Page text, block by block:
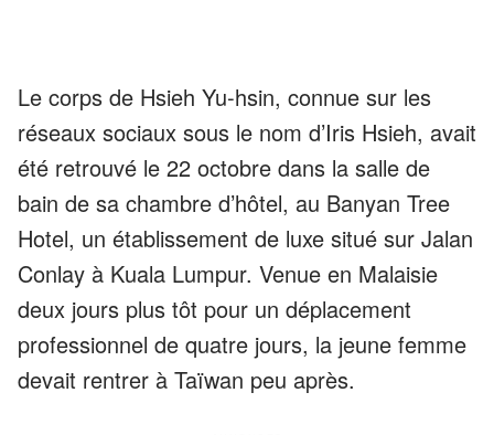
Le corps de Hsieh Yu-hsin, connue sur les
réseaux sociaux sous le nom d’Iris Hsieh, avait
été retrouvé le 22 octobre dans la salle de
bain de sa chambre d’hôtel, au Banyan Tree
Hotel, un établissement de luxe situé sur Jalan
Conlay à Kuala Lumpur. Venue en Malaisie
deux jours plus tôt pour un déplacement
professionnel de quatre jours, la jeune femme
devait rentrer à Taïwan peu après.